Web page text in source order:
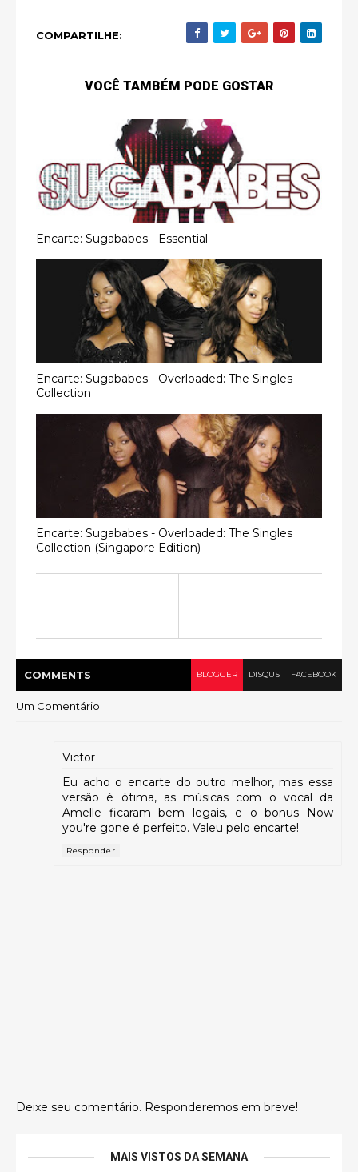
COMPARTILHE:
VOCÊ TAMBÉM PODE GOSTAR
Encarte: Sugababes - Essential
Encarte: Sugababes - Overloaded: The Singles
Collection
Encarte: Sugababes - Overloaded: The Singles
Collection (Singapore Edition)
COMMENTS BLOGGER DISQUS FACEBOOK
Um Comentário:
Victor
Eu acho o encarte do outro melhor, mas essa
versão é ótima, as músicas com o vocal da
Amelle ficaram bem legais, e o bonus Now
you're gone é perfeito. Valeu pelo encarte!
Responder
Deixe seu comentário. Responderemos em breve!
MAIS VISTOS DA SEMANA